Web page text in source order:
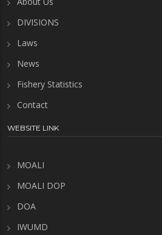
DIVISIONS
Laws
News
Fishery Statistics
Contact
WEBSITE LINK
MOALI
MOALI DOP
DOA
IWUMD